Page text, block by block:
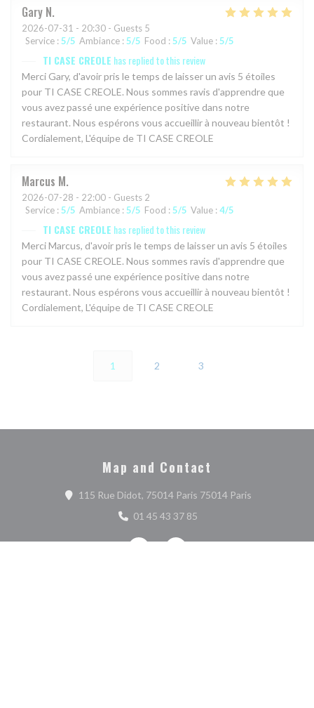
Gary N
2026-07-31 - 20:30 - Guests 5
Service : 5/5 Ambiance : 5/5 Food : 5/5 Value : 5/5
TI CASE CREOLE has replied to this review
Merci Gary, d'avoir pris le temps de laisser un avis 5 étoiles
pour TI CASE CREOLE. Nous sommes ravis d'apprendre que
vous avez passé une expérience positive dans notre
restaurant. Nous espérons vous accueillir à nouveau bientôt !
Cordialement, L'équipe de TI CASE CREOLE
Marcus M
2026-07-28 - 22:00 - Guests 2
Service : 5/5 Ambiance : 5/5 Food : 5/5 Value : 4/5
TI CASE CREOLE has replied to this review
Merci Marcus, d'avoir pris le temps de laisser un avis 5 étoiles
pour TI CASE CREOLE. Nous sommes ravis d'apprendre que
vous avez passé une expérience positive dans notre
restaurant. Nous espérons vous accueillir à nouveau bientôt !
Cordialement, L'équipe de TI CASE CREOLE
1 2 3
Map and Contact
115 Rue Didot, 75014 Paris 75014 Paris
01 45 43 37 85